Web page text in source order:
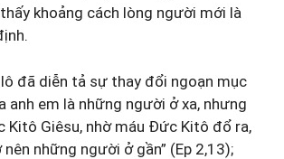
khoảng cách lòng người mới là
đã diễn tả sự thay đổi ngoạn mục
anh em là những người ở xa, nhưng
Kitô Giêsu, nhờ máu Đức Kitô đổ ra,
những người ở gần” (Ep 2,13);